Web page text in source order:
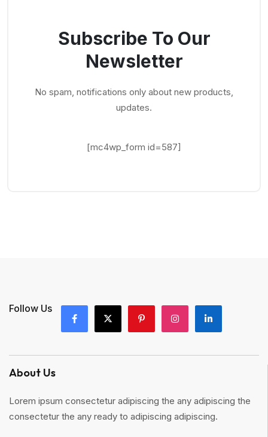
Subscribe To Our
Newsletter
No spam, notifications only about new products,
updates.
[mc4wp_form id=587]
Follow Us
About Us
Lorem ipsum consectetur adipiscing the any adipiscing the
consectetur the any ready to adipiscing adipiscing.